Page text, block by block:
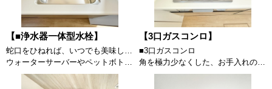
【■浄水器一体型水栓】
蛇口をひねれば、いつでも美味しい水が飲めるのは大きなメリットです。
ウォーターサーバーやペットボトルをその都度入れるのは大変ですが、シンク内の蛇口から浄水出れば楽に炊事ができますね。
【3口ガスコンロ】
■3口ガスコンロ
角を極力少なくした、お手入れのしやすい「すっきりクリーンごとく」。3口全てに温度センサーが付き、高温炒め機能付き。片面焼きグリルも搭載しています。消し忘れ消火機能付き、安全で機能的なガスコンロです。